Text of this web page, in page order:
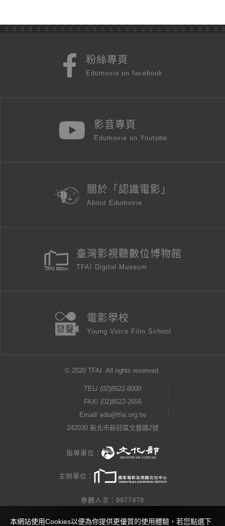
粉絲專頁
Edumovie on facebook
影音專頁
Edumovie on Youtube
關於「認識電影」
About Edumovie
臺灣影視聽數位博物館
TFAI Digital Museum
電影學校
Young Voice Film School
© 2020 TFAI. All rights reserved.
TEL/ (02)8522-8000
FAX/ (02)8522-2656
Email/ edu@tfai.org.tw
242030 新北市新莊區文藝路2號
指導單位：
主辦單位：
參觀人次：9977478
隱私權公告
本網站使用Cookies以便為你提供更優質的使用體驗，若您點選下